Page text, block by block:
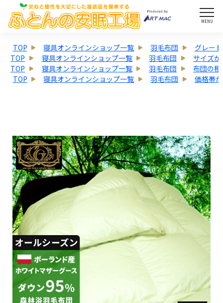
MENU
TOP 寝具オンラインショップ一覧 羽毛布団
グレー
TOP
寝具オンラインショップ一覧 羽毛布団
サイズ
TOP
寝具オンラインショップ一覧 羽毛布団
布団の
TOP
寝具オンラインショップ一覧 羽毛布団 価格帯